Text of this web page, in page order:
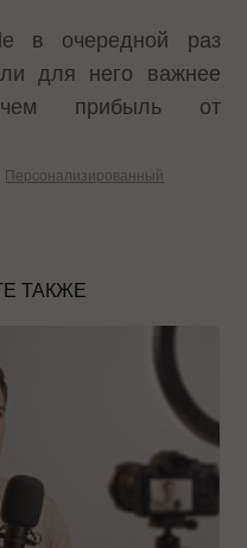
в очередной раз
для него важнее
прибыль от
Персонализированный
ТАКЖЕ